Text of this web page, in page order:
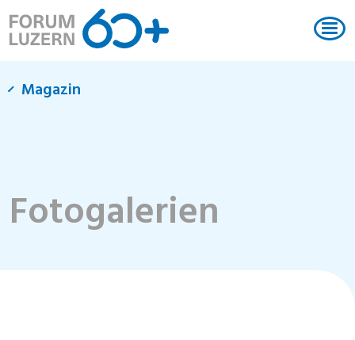
Magazin
Fotogalerien